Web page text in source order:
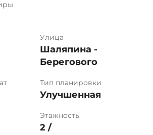
Улица
Шаляпина -
Берегового
Тип планировки
Улучшенная
Этажность
2 /